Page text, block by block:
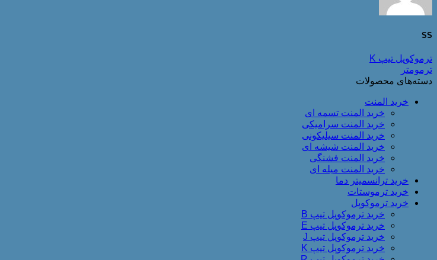
SS
ترموکوپل تیپ K
ترمومتر
دسته‌های محصولات
خرید المنت
خرید المنت تسمه ای
خرید المنت سرامیکی
خرید المنت سیلیکونی
خرید المنت شیشه ای
خرید المنت فشنگی
خرید المنت میله ای
خرید ترانسمیتر دما
خرید ترموستات
خرید ترموکوپل
خرید ترموکوپل تیپ B
خرید ترموکوپل تیپ E
خرید ترموکوپل تیپ J
خرید ترموکوپل تیپ K